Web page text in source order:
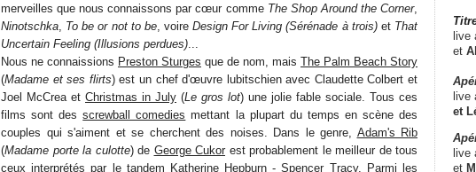
merveilles que nous connaissons par cœur comme The Shop Around the Corner,
Ninotschka To be or not to be, voireDesign For Living (Sérénade à trois)et That
Uncertain Feeling (Illusions perdues)
Nous ne connaissions Preston Sturges que de nom, mais The Palm Beach Story
(Madame et ses flirts) est un chef d'œuvre lubitschien avec Claudette Colbert et
Joel McCrea et Christmas in July (Le gros lot) une jolie fable sociale. Tous ces
films sont desscrewball comedies mettant la plupart du temps en scène des
couples qui s'aiment et se cherchent des noises. Dans le genre, Adam's Rib
(Madame porte la culotte) de George Cukor est probablement le meilleur de tous
ceux interprétés par le tandem Katherine Hepburn - Spencer Tracy. Parmi les
live
et
live
et
live
et